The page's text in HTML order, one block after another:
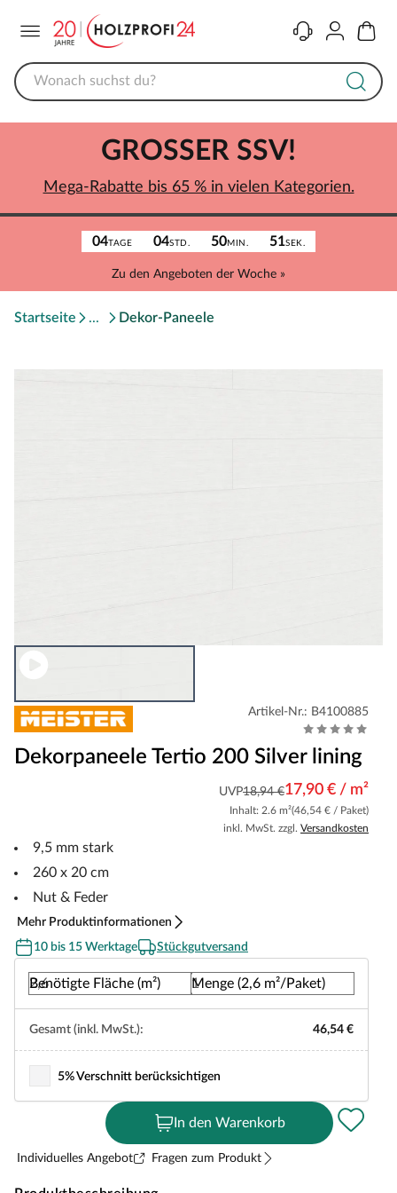
KontaktKonto
04TAGE 04STD. 50MIN. 51SEK.
Zu den Angeboten der Woche »
GROSSER SSV!
Mega-Rabatte bis 65 % in vielen Kategorien.
Startseite Dekor-Paneele
Artikel-Nr.: B4100885
Dekorpaneele Tertio 200 Silver lining
UVP18,94 €17,90 € / m²
Inhalt: 2.6 m²(46,54 € / Paket)
inkl. MwSt. zzgl. Versandkosten
9,5 mm stark
260 x 20 cm
Nut & Feder
Mehr Produktinformationen
10 bis 15 Werktage
Stückgutversand
Benötigte Fläche (m²) Menge (2,6 m²/Paket)
Gesamt (inkl. MwSt.): 46,54 €
5% Verschnitt berücksichtigen
In den Warenkorb
Individuelles Angebot Fragen zum Produkt